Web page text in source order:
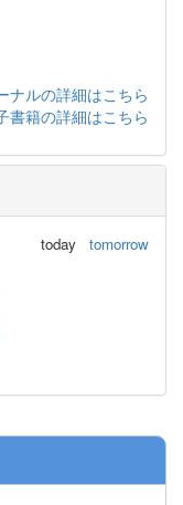
ナルの詳細はこちら
書籍の詳細はこちら
today tomorrow